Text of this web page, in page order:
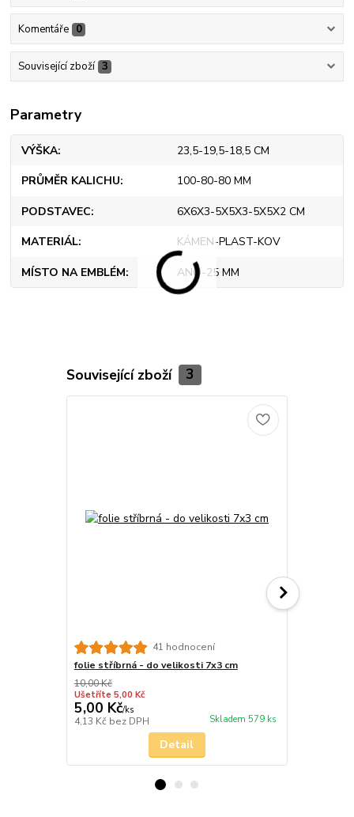
Komentáře 0
Související zboží 3
Parametry
VÝŠKA 23,5-19,5-18,5 CM
PRŮMĚR KALICHU 100-80-80 MM
PODSTAVEC 6X6X3-5X5X3-5X5X2 CM
MATERIÁL KÁMEN-PLAST-KOV
MÍSTO NA EMBLÉM ANO-25 MM
Související zboží 3
41 hodnocení
folie stříbrná - do velikosti 7x3 cm
10,00 Kč
Ušetříte 5,00 Kč
5,00 Kč/ks
4,13 Kč bez DPH Skladem 579 ks
Detail